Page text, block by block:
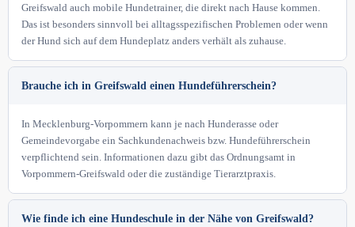
Greifswald auch mobile Hundetrainer, die direkt nach Hause kommen.
Das ist besonders sinnvoll bei alltagsspezifischen Problemen oder wenn
der Hund sich auf dem Hundeplatz anders verhält als zuhause.
Brauche ich in Greifswald einen Hundeführerschein?
In Mecklenburg-Vorpommern kann je nach Hunderasse oder
Gemeindevorgabe ein Sachkundenachweis bzw. Hundeführerschein
verpflichtend sein. Informationen dazu gibt das Ordnungsamt in
Vorpommern-Greifswald oder die zuständige Tierarztpraxis.
Wie finde ich eine Hundeschule in der Nähe von Greifswald?